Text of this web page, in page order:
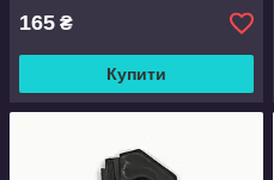
165 ₴
Купити